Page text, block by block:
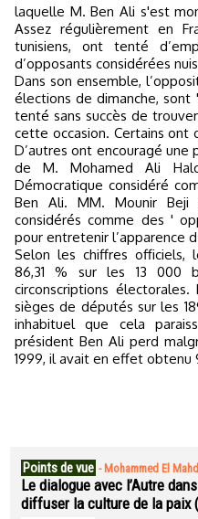
laquelle M. Ben Ali s'est
Assez régulièrement en
tunisiens, ont tenté
d’opposants considérées
Dans son ensemble,
élections de dimanche, sont
tenté sans succès de
cette occasion. Certains
D’autres ont encouragé une
de M. Mohamed Ali
Démocratique considéré
Ben Ali. MM. Mounir Beji
considérés comme des '
pour entretenir l’apparence
Selon les chiffres
86,31 % sur les 13 000
circonscriptions
sièges de députés sur les
inhabituel que cela
président Ben Ali perd
1999, il avait en effet obtenu
Points de vue - Mohammed El
Le dialogue avec l’Autre
diffuser la culture de la paix